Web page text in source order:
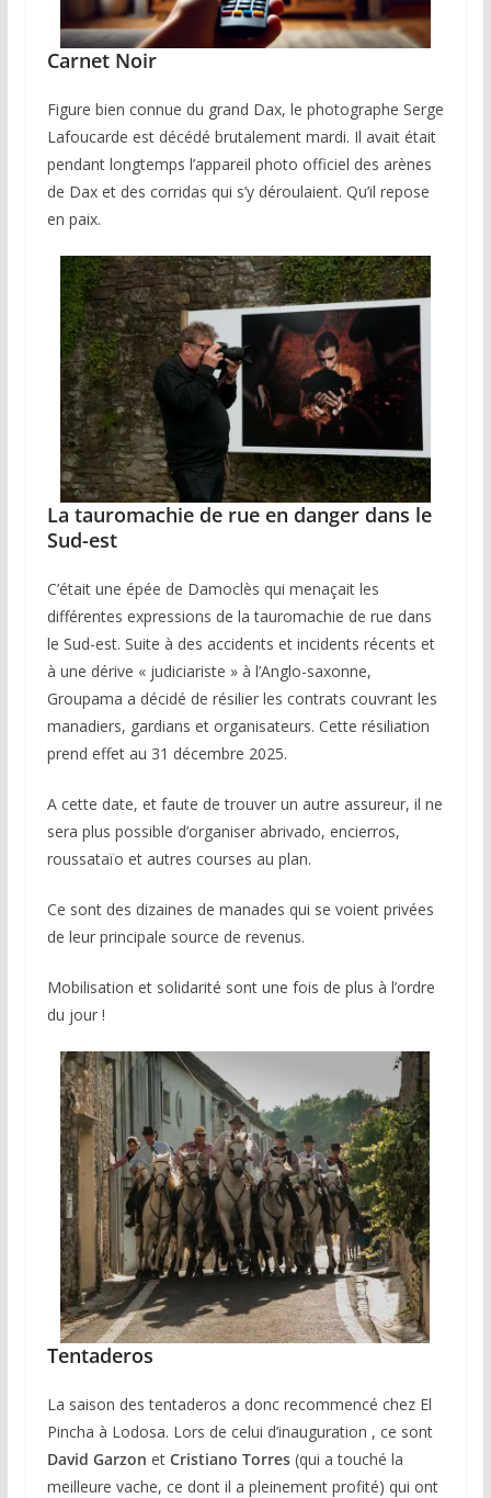
Carnet Noir
Figure bien connue du grand Dax, le photographe Serge
Lafoucarde est décédé brutalement mardi. Il avait était
pendant longtemps l’appareil photo officiel des arènes
de Dax et des corridas qui s’y déroulaient. Qu’il repose
en paix.
La tauromachie de rue en danger dans le
Sud-est
C’était une épée de Damoclès qui menaçait les
différentes expressions de la tauromachie de rue dans
le Sud-est. Suite à des accidents et incidents récents et
à une dérive « judiciariste » à l’Anglo-saxonne,
Groupama a décidé de résilier les contrats couvrant les
manadiers, gardians et organisateurs. Cette résiliation
prend effet au 31 décembre 2025.
A cette date, et faute de trouver un autre assureur, il ne
sera plus possible d’organiser abrivado, encierros,
roussataïo et autres courses au plan.
Ce sont des dizaines de manades qui se voient privées
de leur principale source de revenus.
Mobilisation et solidarité sont une fois de plus à l’ordre
du jour !
Tentaderos
La saison des tentaderos a donc recommencé chez El
Pincha à Lodosa. Lors de celui d’inauguration , ce sont
David Garzon et Cristiano Torres(qui a touché la
meilleure vache, ce dont il a pleinement profité) qui ont